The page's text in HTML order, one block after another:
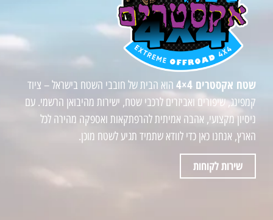
שטח אקסטרים 4×4
הוא הבית של חובבי השטח בישראל – ציוד
קמפינג, שיפורים ואביזרים לרכבי שטח, ישירות מהיבואן הרשמי. עם
ניסיון מקצועי, אהבה אמיתית להרפתקאות ואספקה מהירה לכל
הארץ, אנחנו כאן כדי לוודא שתמיד תגיע לשטח מוכן.
שירות לקוחות